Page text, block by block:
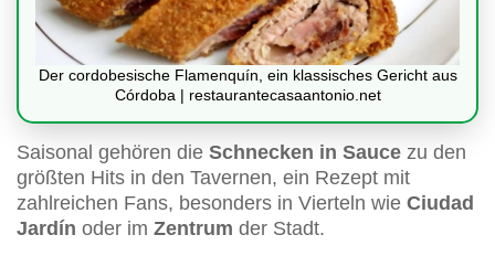
Der cordobesische Flamenquín, ein klassisches Gericht aus
Córdoba | restaurantecasaantonio.net
Saisonal gehören die Schnecken in Sauce zu den
größten Hits in den Tavernen, ein Rezept mit
zahlreichen Fans, besonders in Vierteln wie Ciudad
Jardín oder im Zentrum der Stadt.